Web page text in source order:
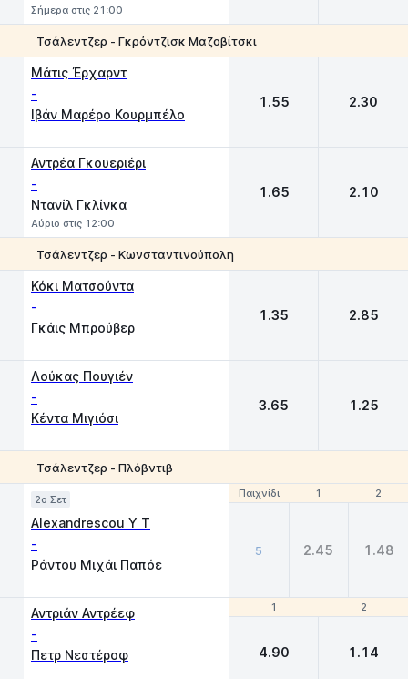
Σήμερα στις 21:00
Τσάλεντζερ - Γκρόντζισκ Μαζοβίτσκι
Μάτις Έρχαρντ
-
Ιβάν Μαρέρο Κουρμπέλο
1.55 2.30
Αντρέα Γκουεριέρι
-
Ντανίλ Γκλίνκα
Αύριο στις 12:00
1.65 2.10
Τσάλεντζερ - Κωνσταντινούπολη
Κόκι Ματσούντα
-
Γκάις Μπρούβερ
1.35 2.85
Λούκας Πουγιέν
-
Κέντα Μιγιόσι
3.65 1.25
Τσάλεντζερ - Πλόβντιβ
Παιχνίδι 1 2
2o Σετ
Alexandrescou Y T
-
Ράντου Μιχάι Παπόε
Παιχνίδι 1 2
5 2.45 1.48
1 2
Αντριάν Αντρέεφ
-
Πετρ Νεστέροφ
1 2
4.90 1.14